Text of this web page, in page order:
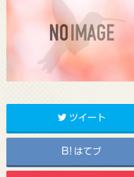
ツイート
はてブ